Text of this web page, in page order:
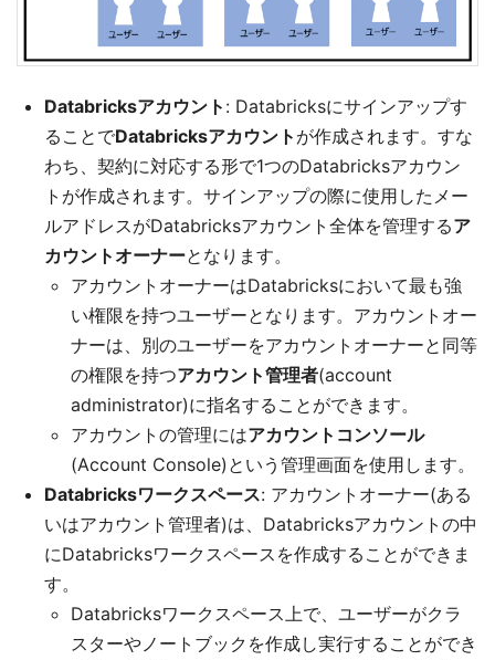
Databricksアカウント : Databricksにサインアップす
ることでDatabricksアカウント が作成されます。すな
わち、契約に対応する形で1つのDatabricksアカウン
トが作成されます。サインアップの際に使用したメー
ルアドレスがDatabricksアカウント全体を管理するア
カウントオーナーとなります。
アカウントオーナーはDatabricksにおいて最も強
い権限を持つユーザーとなります。アカウントオー
ナーは、別のユーザーをアカウントオーナーと同等
の権限を持つアカウント管理者(account
administrator)に指名することができます。
アカウントの管理にはアカウントコンソール
(Account Console)という管理画面を使用します。
Databricksワークスペース: アカウントオーナー(ある
いはアカウント管理者)は、Databricksアカウントの中
にDatabricksワークスペースを作成することができま
す。
Databricksワークスペース上で、ユーザーがクラ
スターやノートブックを作成し実行することができ